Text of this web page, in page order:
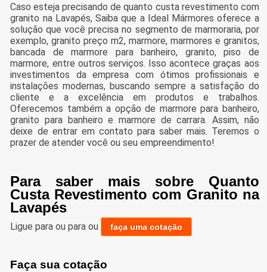
Caso esteja precisando de quanto custa revestimento com
granito na Lavapés, Saiba que a Ideal Mármores oferece a
solução que você precisa no segmento de marmoraria, por
exemplo, granito preço m2, marmore, marmores e granitos,
bancada de marmore para banheiro, granito, piso de
marmore, entre outros serviços. Isso acontece graças aos
investimentos da empresa com ótimos profissionais e
instalações modernas, buscando sempre a satisfação do
cliente e a excelência em produtos e trabalhos.
Oferecemos também a opção de marmore para banheiro,
granito para banheiro e marmore de carrara. Assim, não
deixe de entrar em contato para saber mais. Teremos o
prazer de atender você ou seu empreendimento!
Para saber mais sobre Quanto
Custa Revestimento com Granito na
Lavapés
Ligue paraou paraou faça uma cotação
Faça sua cotação